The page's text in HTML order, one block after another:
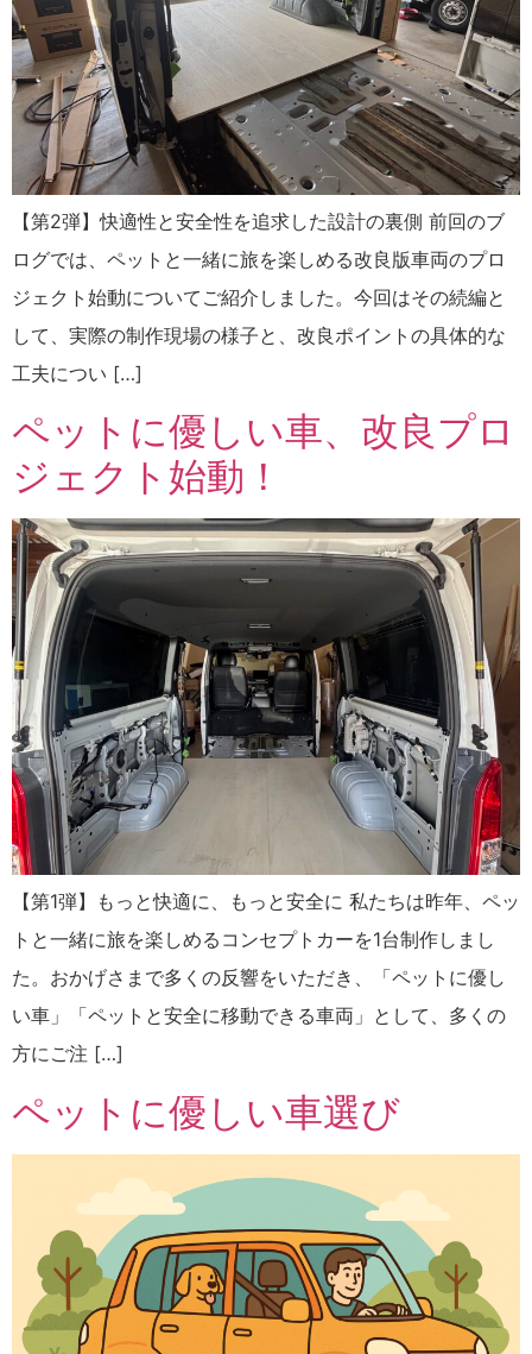
【第2弾】快適性と安全性を追求した設計の裏側 前回のブ
ログでは、ペットと一緒に旅を楽しめる改良版車両のプロ
ジェクト始動についてご紹介しました。今回はその続編と
して、実際の制作現場の様子と、改良ポイントの具体的な
工夫につい […]
ペットに優しい車、改良プロ
ジェクト始動！
【第1弾】もっと快適に、もっと安全に 私たちは昨年、ペッ
トと一緒に旅を楽しめるコンセプトカーを1台制作しまし
た。おかげさまで多くの反響をいただき、「ペットに優し
い車」「ペットと安全に移動できる車両」として、多くの
方にご注 […]
ペットに優しい車選び